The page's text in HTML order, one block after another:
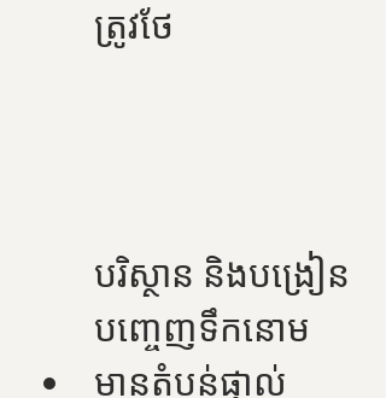
ត្រូវថែ
បរិស្ថាន និងបង្រៀន
បញ្ចេញទឹកនោម
មានតំបន់ផ្ទាល់